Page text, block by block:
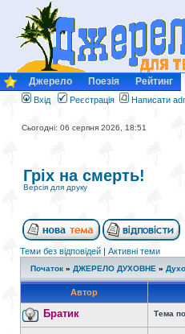
Джерело Поезія Рейтинг
Вхід Реєстрація Написати
Сьогодні: 06 серпня 2026, 18:51
Гріх на смерть!
Версія для друку
Теми без відповідей | Активні теми
Початок » ДЖЕРЕЛО ДУХОВНЕ »
Автор
Братик Тема